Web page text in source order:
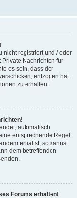
nicht registriert und / oder
Nachrichten für
es sein, dass der
entzogen hat.
zu erhalten.
automatisch
entsprechende Regel
erhältst, so kannst
dem betreffenden
Forums erhalten!